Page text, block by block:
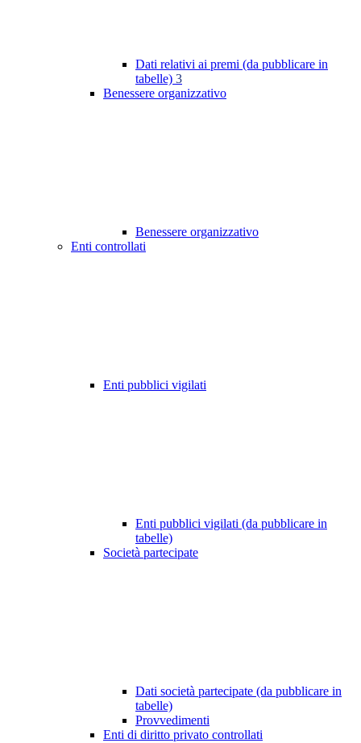
Dati relativi ai premi (da pubblicare in
tabelle) 3
Benessere organizzativo
Benessere organizzativo
Enti controllati
Enti pubblici vigilati
Enti pubblici vigilati (da pubblicare in
tabelle)
Società partecipate
Dati società partecipate (da pubblicare in
tabelle)
Provvedimenti
Enti di diritto privato controllati